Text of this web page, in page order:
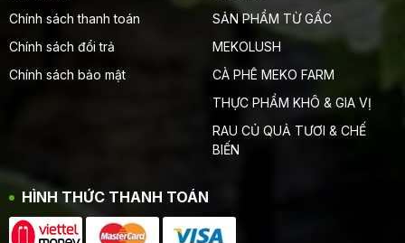
Chính sách thanh toán
Chính sách đổi trả
Chính sách bảo mật
SẢN PHẨM TỪ GẤC
MEKOLUSH
CÀ PHÊ MEKO FARM
THỰC PHẨM KHÔ & GIA VỊ
RAU CỦ QUẢ TƯƠI & CHẾ
BIẾN
HÌNH THỨC THANH TOÁN